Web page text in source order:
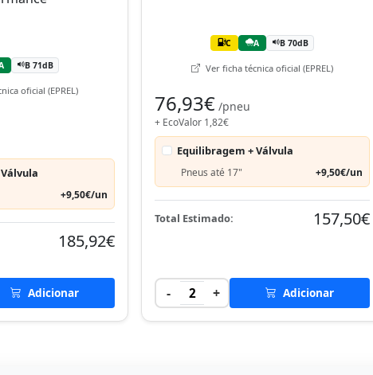
B 71dB
oficial (EPREL)
+9,50€/un
185,92€
Adicionar
C A B 70dB
Ver ficha técnica oficial (EPREL)
76,93€ /pneu
+ EcoValor 1,82€
Equilibragem + Válvula
Pneus até 17" +9,50€/un
Total Estimado: 157,50€
- 2 + Adicionar